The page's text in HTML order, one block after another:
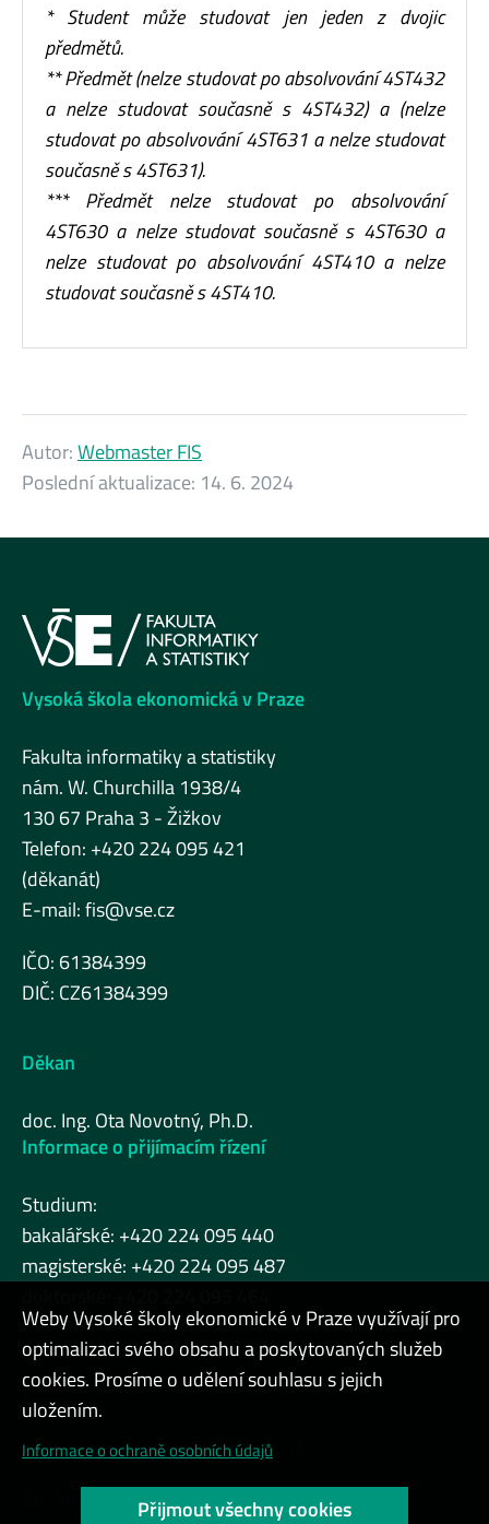
* Student může studovat jen jeden z dvojic
předmětů.
** Předmět (nelze studovat po absolvování 4ST432
a nelze studovat současně s 4ST432) a (nelze
studovat po absolvování 4ST631 a nelze studovat
současně s 4ST631).
*** Předmět nelze studovat po absolvování
4ST630 a nelze studovat současně s 4ST630 a
nelze studovat po absolvování 4ST410 a nelze
studovat současně s 4ST410.
Autor:Webmaster FIS
Poslední aktualizace: 14. 6. 2024
Vysoká škola ekonomická v Praze
Fakulta informatiky a statistiky
nám. W. Churchilla 1938/4
130 67 Praha 3 - Žižkov
Telefon: +420 224 095 421
(děkanát)
E-mail:fis@vse.cz
IČO: 61384399
DIČ: CZ61384399
Děkan
doc. Ing. Ota Novotný, Ph.D.
Informace o přijímacím řízení
Studium:
bakalářské: +420 224 095 440
magisterské: +420 224 095 487
Admin
Cookies a ochrana osobních údajů
Přístupnost webu
Weby Vysoké školy ekonomické v Praze využívají pro
optimalizaci svého obsahu a poskytovaných služeb
cookies. Prosíme o udělení souhlasu s jejich
uložením.
Informace o ochraně osobních údajů
Přijmout všechny cookies